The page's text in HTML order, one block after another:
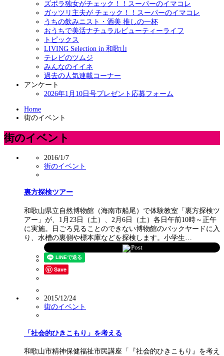
ズボラ独女がチェック！！スーパーのイマコレ
ガッツリ主夫が チェック！！スーパーのイマコレ
うちの飲みニスト・酒美 推しの一杯
おうちで美活ナチュラルビューティーライフ
トピックス
LIVING Selection in 和歌山
テレビのツムジ
みんなのイイネ
過去の人気連載コーナー
アンケート
2026年1月10日号プレゼント応募フォーム
Home
街のイベント
街のイベント
2016/1/7
街のイベント
裏方探検ツアー
和歌山県立自然博物館（海南市船尾）で体験教室「裏方探検ツ
アー」が、1月23日（土）、2月6日（土）各日午前10時～正午
に実施。日ごろ見ることのできない博物館のバックヤードに入
り、水槽の裏側や標本庫などを探検します。小学生…
Post
Save
2015/12/24
街のイベント
「社会的ひきこもり」を考える
和歌山市精神保健福祉市民講座「『社会的ひきこもり』を考え